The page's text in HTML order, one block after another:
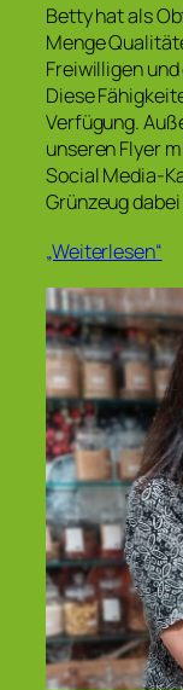
Betty hat als
Menge
Freiwilligen
Diese
Verfügung.
unseren Flyer
Social Media-
Grünzeug
„Weiterlesen“